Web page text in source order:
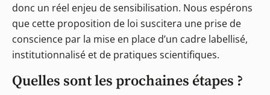
donc un réel enjeu de sensibilisation. Nous espérons
que cette proposition de loi suscitera une prise de
conscience par la mise en place d’un cadre labellisé,
institutionnalisé et de pratiques scientifiques.
Quelles sont les prochaines étapes ?